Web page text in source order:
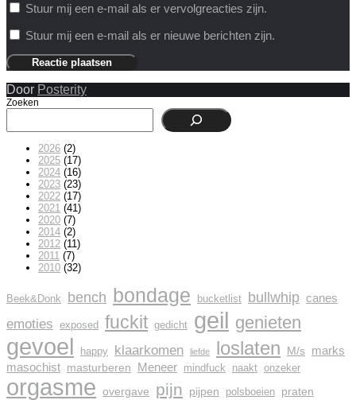
Stuur mij een e-mail als er vervolgreacties zijn.
Stuur mij een e-mail als er nieuwe berichten zijn.
Door Posterity
Zoeken
2026 (2)
2025 (17)
2024 (16)
2023 (23)
2022 (17)
2021 (41)
2020 (7)
2014 (2)
2012 (11)
2011 (7)
2010 (32)
Beek&Donk bench bondage bucketlist bullwhip canes
emoties exposed fuckit gedicht geil genieten
gevoel happy klaarkomen liefde loslaten M/s marks
masochist masturberen Meneer mindfuck naakt onzeker
orgasme overgave pijn pijpen polsboeien praten